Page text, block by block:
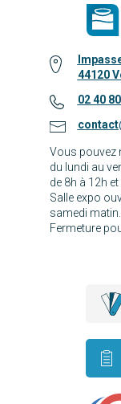
44120
02 40
Vous pouvez
du lundi au
de 8h à 12h
Salle expo
samedi matin.
Fermeture